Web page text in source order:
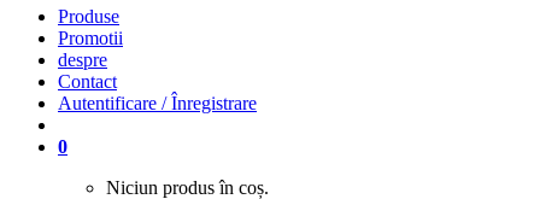
Produse
Promotii
despre
Contact
Autentificare / Înregistrare
0
Niciun produs în coș.